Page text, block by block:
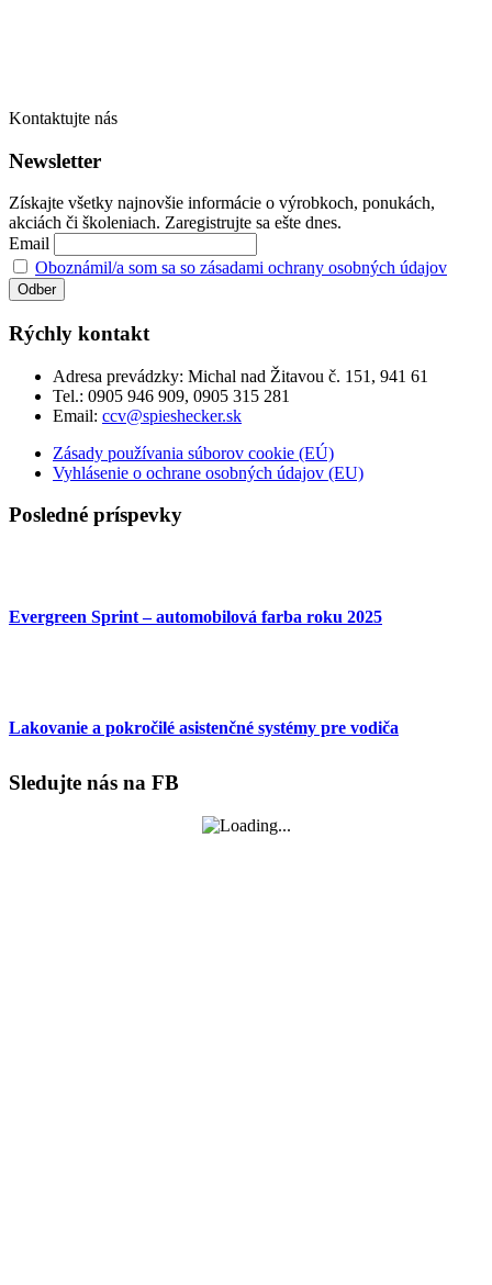
Kontaktujte nás
Newsletter
Získajte všetky najnovšie informácie o výrobkoch, ponukách,
akciách či školeniach. Zaregistrujte sa ešte dnes.
Email
Oboznámil/a som sa so zásadami ochrany osobných údajov
Rýchly kontakt
Adresa prevádzky: Michal nad Žitavou č. 151, 941 61
Tel.: 0905 946 909, 0905 315 281
Email: ccv@spieshecker.sk
Zásady používania súborov cookie (EÚ)
Vyhlásenie o ochrane osobných údajov (EU)
Posledné príspevky
Evergreen Sprint – automobilová farba roku 2025
Lakovanie a pokročilé asistenčné systémy pre vodiča
Sledujte nás na FB